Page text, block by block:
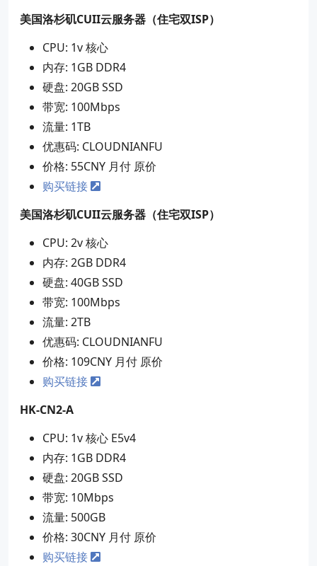
美国洛杉矶CUII云服务器（住宅双ISP）
CPU: 1v 核心
内存: 1GB DDR4
硬盘: 20GB SSD
带宽: 100Mbps
流量: 1TB
优惠码: CLOUDNIANFU
价格: 55CNY 月付 原价
购买链接
美国洛杉矶CUII云服务器（住宅双ISP）
CPU: 2v 核心
内存: 2GB DDR4
硬盘: 40GB SSD
带宽: 100Mbps
流量: 2TB
优惠码: CLOUDNIANFU
价格: 109CNY 月付 原价
购买链接
HK-CN2-A
CPU: 1v 核心 E5v4
内存: 1GB DDR4
硬盘: 20GB SSD
带宽: 10Mbps
流量: 500GB
价格: 30CNY 月付 原价
购买链接